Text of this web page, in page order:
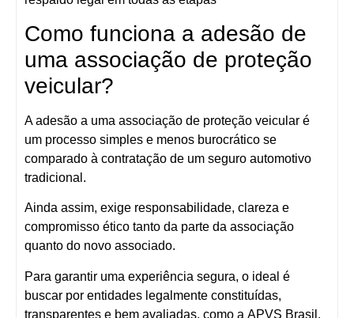
Como funciona a adesão de
uma associação de proteção
veicular?
Aadesão a uma associação de proteção veicular é
um processo simples e menos burocrático se
comparado à contratação de um seguro automotivo
tradicional.
Ainda assim, exige responsabilidade, clareza e
compromisso ético tanto da parte da associação
quanto do novo associado.
Para garantir uma experiência segura, o ideal é
buscar por entidades legalmente constituídas,
transparentes e bem avaliadas, como a APVS Brasil .